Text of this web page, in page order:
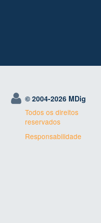
© 2004-2026 MDig
Todos os direitos
reservados
Responsabilidade